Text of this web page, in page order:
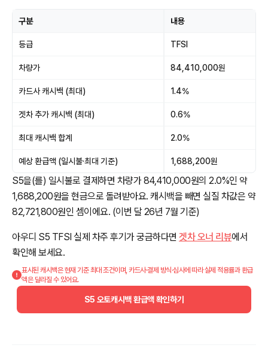
구분 내용
등급 TFSI
차량가 84,410,000원
카드사 캐시백 (최대) 1.4%
겟차 추가 캐시백 (최대) 0.6%
최대 캐시백 합계 2.0%
예상 환급액 (일시불·최대 기준) 1,688,200원
S5을(를) 일시불로 결제하면 차량가 84,410,000원의 2.0%인 약
1,688,200원을 현금으로 돌려받아요. 캐시백을 빼면 실질 차값은 약
82,721,800원인 셈이에요. (이번 달 26년 7월 기준)
아우디 S5 TFSI 실제 차주 후기가 궁금하다면 겟차 오너 리뷰에서
확인해 보세요.
표시된 캐시백은 현재 기준 최대 조건이며, 카드사·결제 방식·심사에 따라 실제 적용률과 환급
액은 달라질 수 있어요.
S5 오토캐시백 환급액 확인하기